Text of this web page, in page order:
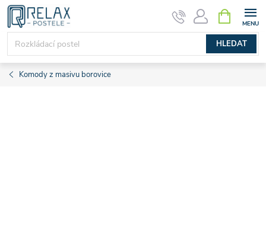
Přejít
obsah
HLEDAT
NÁKUPNÍ
KOŠÍK
Komody z masivu borovice